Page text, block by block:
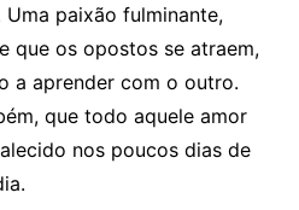
paixão fulminante,
que os opostos se atraem,
a aprender com o outro.
que todo aquele amor
nos poucos dias de